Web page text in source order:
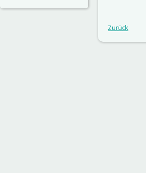
Zurück